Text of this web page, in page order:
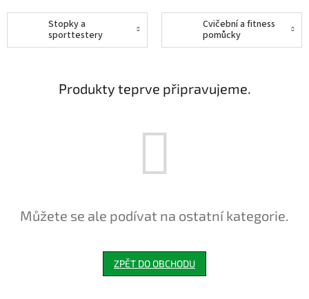
Stopky a
sporttestery
Cvičební a fitness
pomůcky
Produkty teprve připravujeme.
Můžete se ale podívat na ostatní kategorie.
ZPĚT DO OBCHODU